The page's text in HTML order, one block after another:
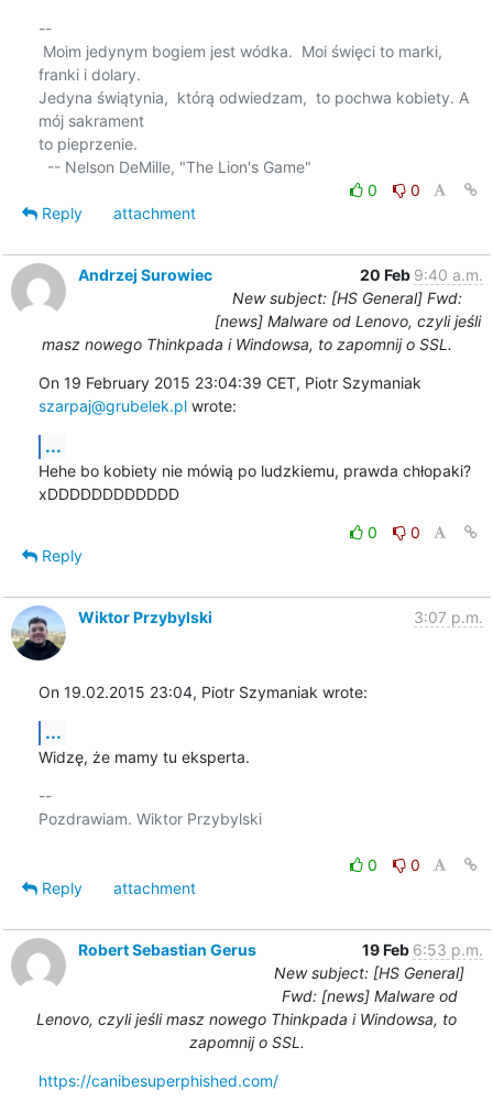
--
franki i dolary.
Jedyna świątynia,  którą odwiedzam,  to pochwa kobiety. A
mój sakrament
to pieprzenie.
0
0
Reply
attachment
Andrzej Surowiec 20 Feb 9:40 a.m.
New subject: [HS General] Fwd:
[news] Malware od Lenovo, czyli jeśli
masz nowego Thinkpada i Windowsa, to zapomnij o SSL.
szarpaj@grubelek.pl wrote:
...
Hehe bo kobiety nie mówią po ludzkiemu, prawda chłopaki?
xDDDDDDDDDDDD
0
0
Reply
Wiktor Przybylski 3:07 p.m.
On 19.02.2015 23:04, Piotr Szymaniak wrote:
...
Widzę, że mamy tu eksperta.
--
Pozdrawiam. Wiktor Przybylski
0
0
Reply
attachment
Robert Sebastian Gerus 19 Feb 6:53 p.m.
New subject: [HS General]
Fwd: [news] Malware od
Lenovo, czyli jeśli masz nowego Thinkpada i Windowsa, to
zapomnij o SSL.
https://canibesuperphished.com/